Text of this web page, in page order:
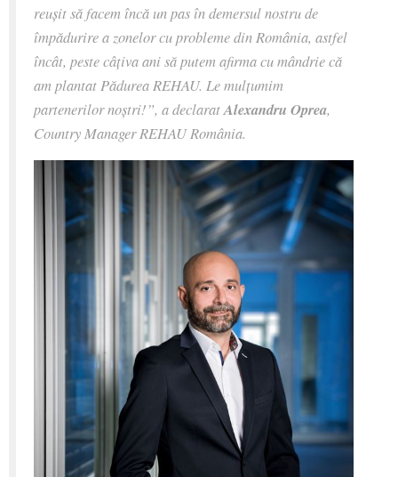
reușit să facem încă un pas în demersul nostru de
împădurire a zonelor cu probleme din România, astfel
încât, peste câțiva ani să putem afirma cu mândrie că
am plantat Pădurea REHAU. Le mulțumim
partenerilor noștri!”, a declaratAlexandru Oprea,
Country Manager REHAU România.